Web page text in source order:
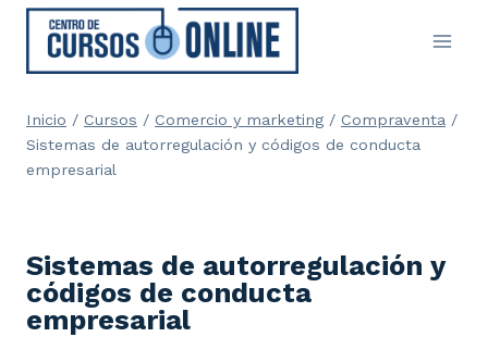
Saltar
contenido
Inicio / Cursos / Comercio y marketing / Compraventa /
Sistemas de autorregulación y códigos de conducta
empresarial
Sistemas de autorregulación y
códigos de conducta
empresarial